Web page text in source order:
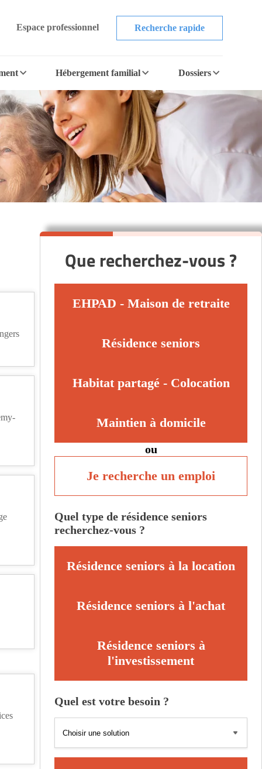
Espace professionnel Recherche rapide
Hébergement familial Dossiers
Que recherchez-vous ?
EHPAD - Maison de retraite
Résidence seniors
Habitat partagé - Colocation
Maintien à domicile
ou
Je recherche un emploi
Quel type de résidence seniors
recherchez-vous ?
Résidence seniors à la location
Résidence seniors à l'achat
Résidence seniors à
l'investissement
Quel est votre besoin ?